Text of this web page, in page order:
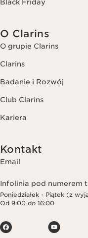
Black Friday
O Clarins
O grupie Clarins
Clarins
Badanie i Rozwój
Club Clarins
Kariera
Kontakt
Email
Infolinia pod numerem
Poniedziałek - Piątek (z
Od 9:00 do 16:00